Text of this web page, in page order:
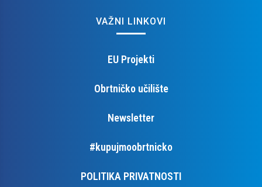
VAŽNI LINKOVI
EU Projekti
Obrtničko učilište
Newsletter
#kupujmoobrtnicko
POLITIKA PRIVATNOSTI